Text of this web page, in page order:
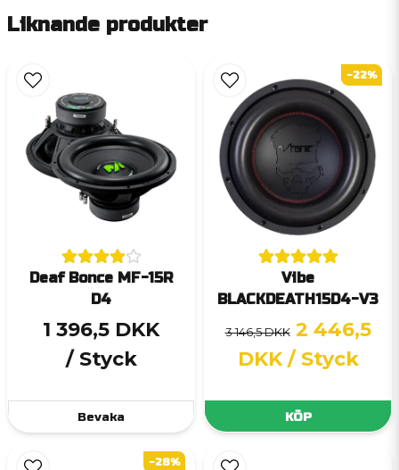
Liknande produkter
Deaf Bonce MF-15R
D4
1 396,5 DKK
/ Styck
Bevaka
Vibe
BLACKDEATH15D4-V3
3 146,5 DKK 2 446,5
DKK / Styck
KÖP
-22%
-28%